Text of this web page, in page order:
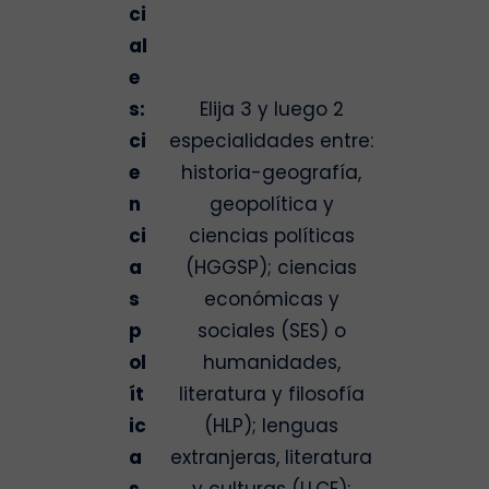
ci
al
e
s:
ci
e
n
ci
a
s
p
ol
ít
ic
a
Elija 3 y luego 2
especialidades entre:
historia-geografía,
geopolítica y
ciencias políticas
(HGGSP); ciencias
económicas y
sociales (SES) o
humanidades,
literatura y filosofía
(HLP); lenguas
extranjeras, literatura